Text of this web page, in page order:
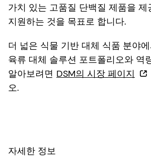
가치 있는 고품질 단백질 제품을 제
지원하는 것을 목표로 합니다.
더 넓은 식물 기반 대체 식품 분야
육류 대체 솔루션 포트폴리오와 역
알아보려면 DSM의 시장 페이지
오.
자세한 정보